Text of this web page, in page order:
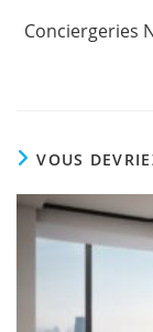
Conciergeries
VOUS